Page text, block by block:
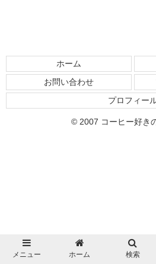
ホーム
お問い合わせ
プロフィー
© 2007 コーヒー好き
メニュー ホーム 検索